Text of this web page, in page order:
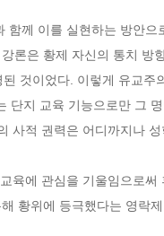
함께 이를 실현하는 방안으
론은 황제 자신의 통치 방
것이었다. 이렇게 유교주
단지 교육 기능으로만 그
사적 권력은 어디까지나
육에 관심을 기울임으로써
황위에 등극했다는 영락